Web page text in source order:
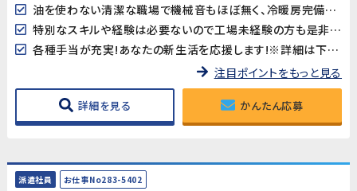
油を使わない清潔な職場で機械音もほぼ無く、冷暖房完備で作業しやすい環境です♪
特別なスキルや経験は必要ないので工場未経験の方も是非チャレンジしてみてください！
各種手当が充実!あなたの新生活を応援します!※詳細は下記キャンペーン情報欄を御確認下さい。
注目ポイントをもっと見る
詳細を見る かんたん応募
派遣社員 お仕事No283-5402